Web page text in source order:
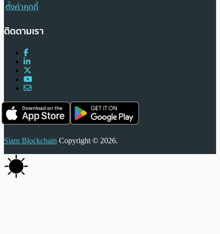
ตั้งค่าคุกกี้
ติดตามเรา
Siam Blockchain Copyright © 2026.